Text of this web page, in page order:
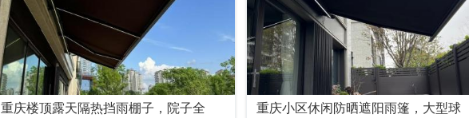
重庆楼顶露天隔热挡雨棚子，院子全 重庆小区休闲防晒遮阳雨篷，大型球